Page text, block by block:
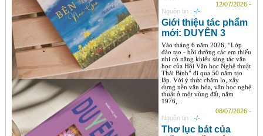
12/07/2026 -
Nguồn tin : -/-
Giới thiệu tác phẩm
mới: DUYÊN 3
Vào tháng 6 năm 2026, “Lớp
đào tạo - bồi dưỡng các em thiếu
nhi có năng khiếu sáng tác văn
học của Hội Văn học Nghệ thuật
Thái Bình” đi qua 50 năm tạo
lập. Với ý thức chăm lo, xây
dựng nền văn hóa, văn học nghệ
thuật ở một vùng đất, năm
1976,...
08/07/2026 -
Nguồn tin : -/-
Thơ lục bát của